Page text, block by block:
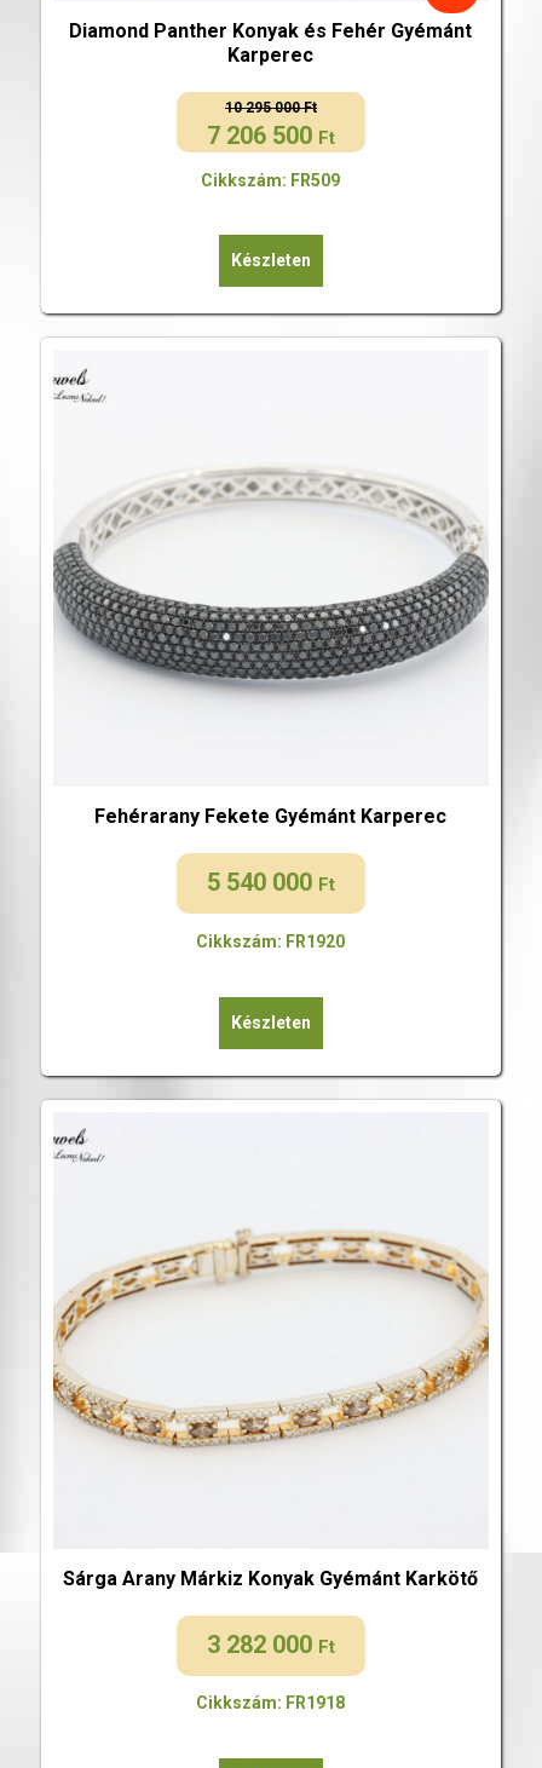
Diamond Panther Konyak és Fehér Gyémánt
Karperec
10 295 000Ft
Original
was:
295
7 206 500 Ft
Current
is:
206
Cikkszám: FR509
Készleten
Fehérarany Fekete Gyémánt Karperec
5 540 000 Ft
Cikkszám: FR1920
Készleten
Sárga Arany Márkiz Konyak Gyémánt Karkötő
3 282 000 Ft
Cikkszám: FR1918